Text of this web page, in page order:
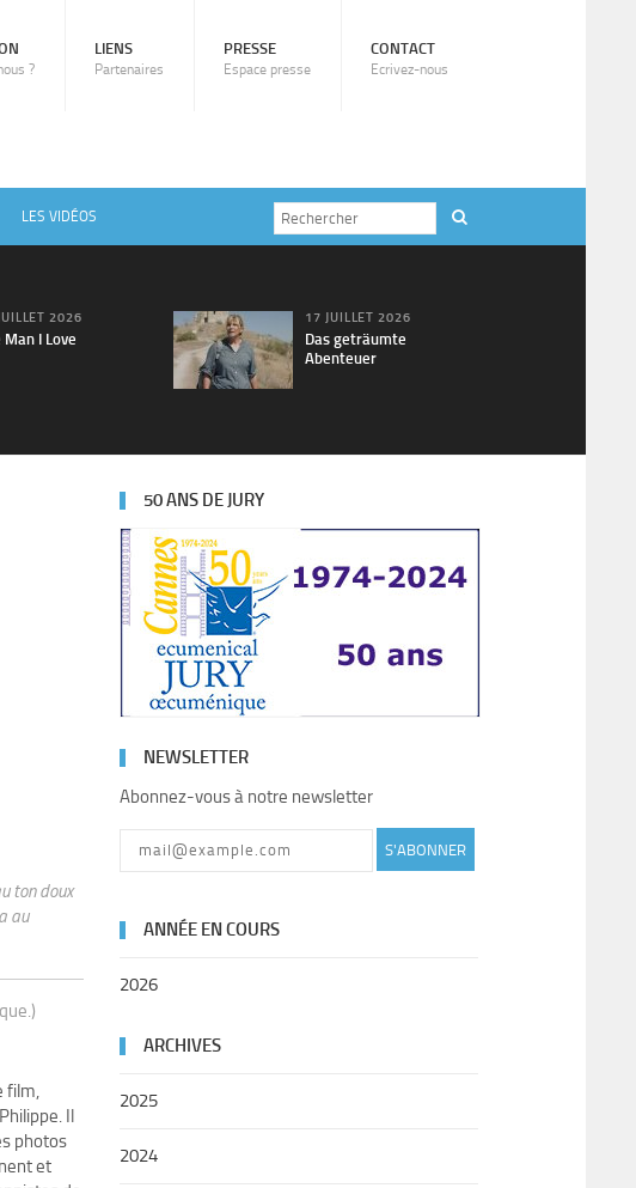
?
LIENS
Partenaires
PRESSE
Espace presse
CONTACT
Ecrivez-nous
LES VIDÉOS
2026
Man I Love
17 JUILLET 2026
Das geträumte
Abenteuer
ton doux
au
film,
Il
photos
et
50 ANS DE JURY
NEWSLETTER
Abonnez-vous à notre newsletter
S'ABONNER
ANNÉE EN COURS
2026
ARCHIVES
2025
2024